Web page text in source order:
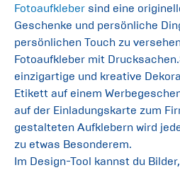
Fotoaufkleber sind eine
Geschenke und persönliche
persönlichen Touch zu
Fotoaufkleber mit
einzigartige und kreative
Etikett auf einem
auf der Einladungskarte zum
gestalteten Aufklebern wird
zu etwas Besonderem.
Im Design-Tool kannst du